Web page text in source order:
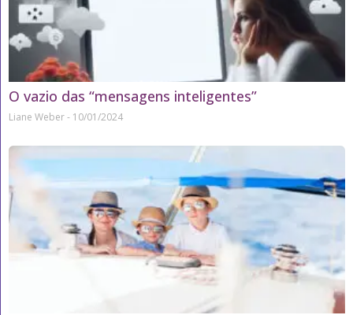
O vazio das “mensagens inteligentes”
Liane Weber 10/01/2024